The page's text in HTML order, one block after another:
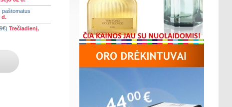
paštomatus
d.
Trečiadienį,